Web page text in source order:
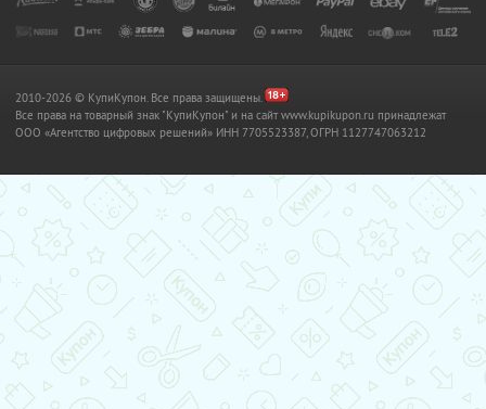
2010-2026 © КупиКупон. Все права защищены.
Все права на товарный знак "КупиКупон" и на сайт www.kupikupon.ru принадлежат
OOO «Агентство цифровых решений» ИНН 7705523387, ОГРН 1127747063212